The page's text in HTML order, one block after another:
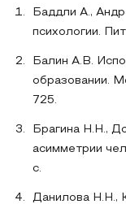
Баддли А.,
психологии.
Балин А.В.
образовании.
725.
Брагина Н.Н.,
асимметрии
с.
Данилова H.H.,